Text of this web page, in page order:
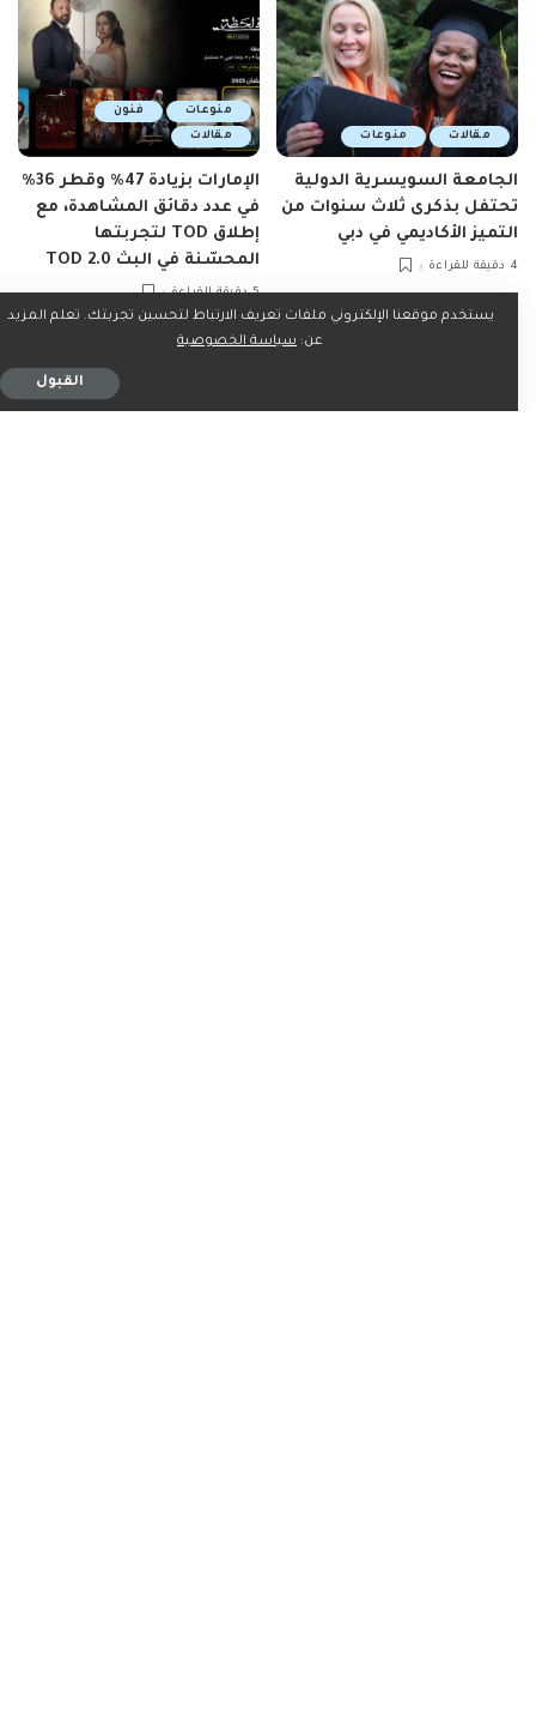
مقالات منوعات
الجامعة السويسرية الدولية
تحتفل بذكرى ثلاث سنوات من
التميز الأكاديمي في دبي
4 دقيقة للقراءة
منوعات
فنون
مقالات
الإمارات بزيادة 47٪ وقطر 36٪
في عدد دقائق المشاهدة، مع
إطلاق TOD لتجربتها
المحسّنة في البث TOD 2.0
5 دقيقة للقراءة
الفيديوهات الدينية: نافذة
يستخدم موقعنا الإلكتروني ملفات تعريف الارتباط لتحسين تجربتك. تعلم المزيد
عن: سياسة الخصوصية
القبول